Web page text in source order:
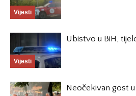
Vijesti
Vijesti
Ubistvo u BiH,
Neočekivan gost u